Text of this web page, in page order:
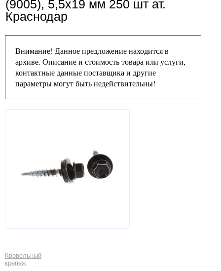
(9005), 5,5х19 мм 250 шт ат.
Краснодар
Внимание! Данное предложение находится в
архиве. Описание и стоимость товара или услуги,
контактные данные поставщика и другие
параметры могут быть недействительны!
Кровельный
крепеж